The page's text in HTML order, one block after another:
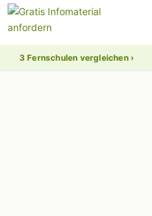
3 Fernschulen vergleichen ›